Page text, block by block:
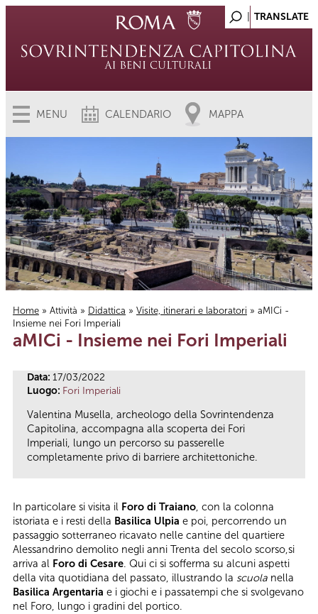
MENU CALENDARIO MAPPA
Tu sei qui
Home » Attività » Didattica » Visite, itinerari e laboratori » aMICi -
Insieme nei Fori Imperiali
aMICi - Insieme nei Fori Imperiali
Data: 17/03/2022
Luogo: Fori Imperiali
Valentina Musella, archeologo della Sovrintendenza
Capitolina, accompagna alla scoperta dei Fori
Imperiali, lungo un percorso su passerelle
completamente privo di barriere architettoniche.
In particolare si visita il Foro di Traiano, con la colonna
istoriata e i resti della Basilica Ulpia e poi, percorrendo un
passaggio sotterraneo ricavato nelle cantine del quartiere
Alessandrino demolito negli anni Trenta del secolo scorso,si
arriva al Foro di Cesare. Qui ci si sofferma su alcuni aspetti
della vita quotidiana del passato, illustrando la scuola nella
Basilica Argentaria e i giochi e i passatempi che si svolgevano
nel Foro, lungo i gradini del portico.